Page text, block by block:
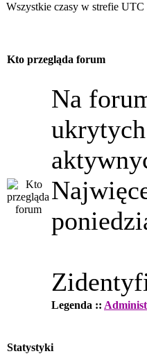
Wszystkie czasy w strefie
Kto przegląda forum
Na
Legenda ::
Statystyki